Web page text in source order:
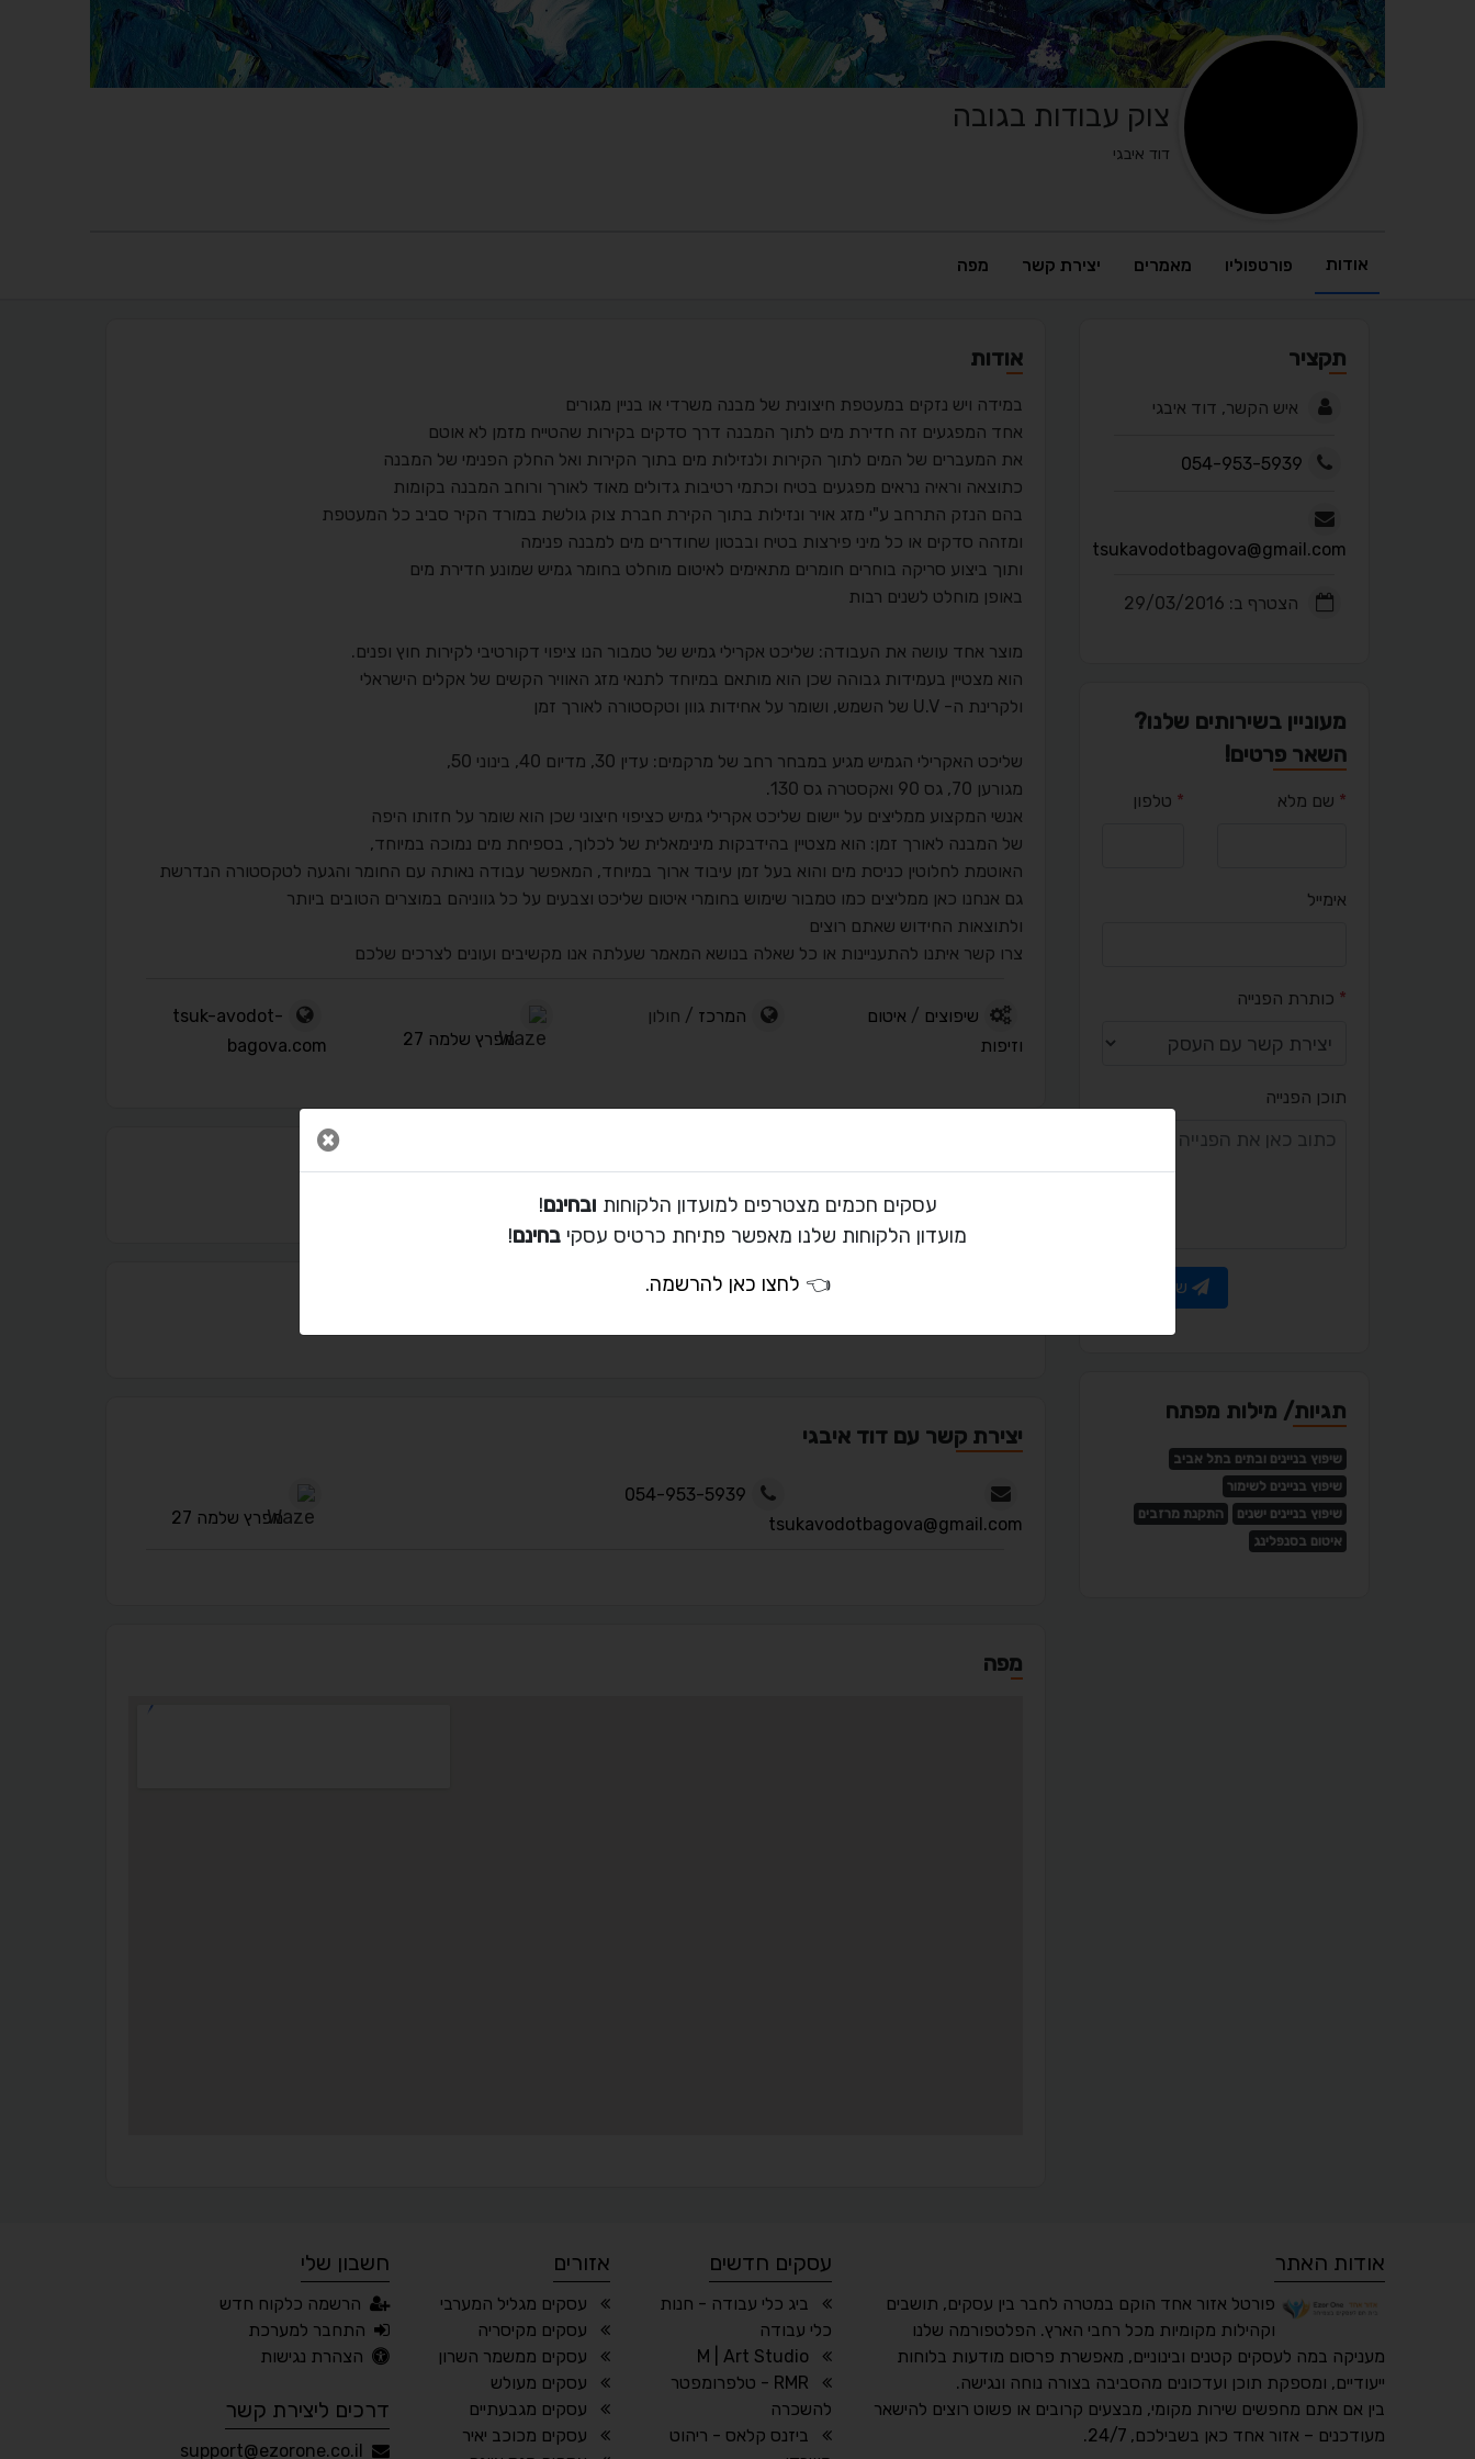
צוק עבודות בגובה
דוד איבגי
אודות פורטפוליו מאמרים יצירת קשר מפה
תקציר
איש הקשר, דוד איבגי
054-953-5939
tsukavodotbagova@gmail.com
הצטרף ב: 29/03/2016
מעוניין בשירותים שלנו?
השאר פרטים!
* שם מלא * טלפון
אימייל
* כותרת הפנייה
תוכן הפנייה
שלח פנייה
תגיות/ מילות מפתח
שיפוץ בניינים ובתים בתל אביב
שיפוץ בניינים לשימור
שיפוץ בניינים ישנים
התקנת מרזבים
איטום בסנפלינג
אודות
במידה ויש נזקים במעטפת חיצונית של מבנה משרדי או בניין מגורים
אחד המפגעים זה חדירת מים לתוך המבנה דרך סדקים בקירות שהטייח מזמן לא אוטם
את המעברים של המים לתוך הקירות ולנזילות מים בתוך הקירות ואל החלק הפנימי של המבנה
כתוצאה וראיה נראים מפגעים בטיח וכתמי רטיבות גדולים מאוד לאורך ורוחב המבנה בקומות
בהם הנזק התרחב ע"י מזג אויר ונזילות בתוך הקירת חברת צוק גולשת במורד הקיר סביב כל המעטפת
ומזהה סדקים או כל מיני פירצות בטיח ובבטון שחודרים מים למבנה פנימה
ותוך ביצוע סריקה בוחרים חומרים מתאימים לאיטום מוחלט בחומר גמיש שמונע חדירת מים
באופן מוחלט לשנים רבות
מוצר אחד עושה את העבודה: שליכט אקרילי גמיש של טמבור הנו ציפוי דקורטיבי לקירות חוץ ופנים.
הוא מצטיין בעמידות גבוהה שכן הוא מותאם במיוחד לתנאי מזג האוויר הקשים של אקלים הישראלי
ולקרינת ה- U.V של השמש, ושומר על אחידות גוון וטקסטורה לאורך זמן
שליכט האקרילי הגמיש מגיע במבחר רחב של מרקמים: עדין 30, מדיום 40, בינוני 50,
מגורען 70, גס 90 ואקסטרה גס 130.
אנשי המקצוע ממליצים על יישום שליכט אקרילי גמיש כציפוי חיצוני שכן הוא שומר על חזותו היפה
של המבנה לאורך זמן: הוא מצטיין בהידבקות מינימאלית של לכלוך, בספיחת מים נמוכה במיוחד,
האוטמת לחלוטין כניסת מים והוא בעל זמן עיבוד ארוך במיוחד, המאפשר עבודה נאותה עם החומר והגעה לטקסטורה הנדרשת
גם אנחנו כאן ממליצים כמו טמבור שימוש בחומרי איטום שליכט וצבעים על כל גווניהם במוצרים הטובים ביותר
ולתוצאות החידוש שאתם רוצים
צרו קשר איתנו להתעניינות או כל שאלה בנושא המאמר שעלתה אנו מקשיבים ועונים לצרכים שלכם
שיפוצים / איטום
וזיפות
המרכז / חולון
מפרץ שלמה 27
tsuk-avodot-
bagova.com
פורטפוליו
יצירת קשר עם דוד איבגי
tsukavodotbagova@gmail.com
054-953-5939
מפרץ שלמה 27
מפה
אודות האתר
פורטל אזור אחד הוקם במטרה לחבר בין עסקים, תושבים
וקהילות מקומיות מכל רחבי הארץ. הפלטפורמה שלנו
מעניקה במה לעסקים קטנים ובינוניים, מאפשרת פרסום מודעות בלוחות
ייעודיים, ומספקת תוכן ועדכונים מהסביבה בצורה נוחה ונגישה.
בין אם אתם מחפשים שירות מקומי, מבצעים קרובים או פשוט רוצים להישאר
מעודכנים – אזור אחד כאן בשבילכם, 24/7.
עסקים חדשים
ביג כלי עבודה - חנות
כלי עבודה
M | Art Studio
RMR - טלפרומפטר
להשכרה
ביזנס קלאס - ריהוט
אזורים
עסקים מגליל המערבי
עסקים מקיסריה
עסקים ממשמר השרון
עסקים מעולש
עסקים מגבעתיים
עסקים מכוכב יאיר
חשבון שלי
הרשמה כלקוח חדש
התחבר למערכת
הצהרת נגישות
דרכים ליצירת קשר
support@ezorone.co.il
סגור חלון
עסקים חכמים מצטרפים למועדון הלקוחות ובחינם!
מועדון הלקוחות שלנו מאפשר פתיחת כרטיס עסקי בחינם!
👈 לחצו כאן להרשמה.
תקן ישראלי IS 5568
◑
📖 דיסלקציה
🖱 מוטורי
English